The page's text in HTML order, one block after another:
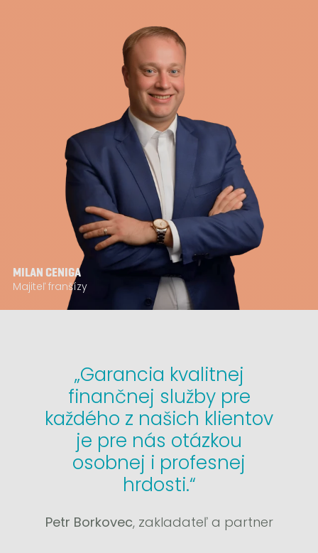
MILAN CENIGA
Majiteľ franšízy
„Garancia kvalitnej
finančnej služby pre
každého z našich klientov
je pre nás otázkou
osobnej i profesnej
hrdosti.“
Petr Borkovec, zakladateľ a partner